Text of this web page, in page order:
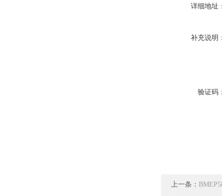
详细地址
补充说明
验证码
上一条：